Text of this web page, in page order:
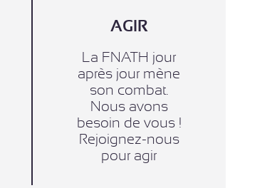
AGIR
La FNATH jour
après jour mène
son combat.
Nous avons
besoin de vous !
Rejoignez-nous
pour agir